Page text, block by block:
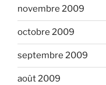
novembre 2009
octobre 2009
septembre 2009
août 2009